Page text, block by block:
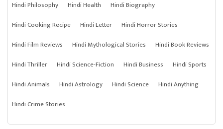
Hindi Philosophy
Hindi Health
Hindi Biography
Hindi Cooking Recipe
Hindi Letter
Hindi Horror Stories
Hindi Film Reviews
Hindi Mythological Stories
Hindi Book Reviews
Hindi Thriller
Hindi Science-Fiction Hindi Business
Hindi Sports
Hindi Animals
Hindi Astrology Hindi Science
Hindi Anything
Hindi Crime Stories